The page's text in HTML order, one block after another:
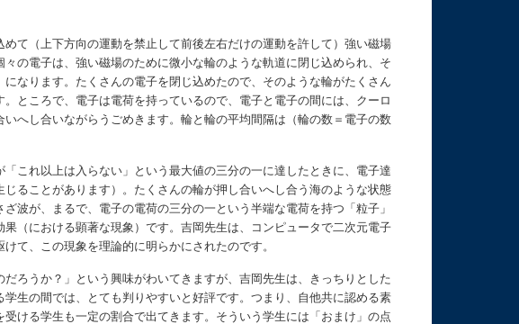
て（上下方向の運動を禁止して前後左右だけの運動を許して）強い磁場
の電子は、強い磁場のために微小な輪のような軌道に閉じ込められ、そ
なります。たくさんの電子を閉じ込めたので、そのような輪がたくさん
ところで、電子は電荷を持っているので、電子と電子の間には、クーロ
へし合いながらうごめきます。輪と輪の平均間隔は（輪の数＝電子の数
これ以上は入らない」という最大値の三分の一に達したときに、電子達
ることがあります）。たくさんの輪が押し合いへし合う海のような状態
波が、まるで、電子の電荷の三分の一という半端な電荷を持つ「粒子」
（における顕著な現象）です。吉岡先生は、コンピュータで二次元電子
て、この現象を理論的に明らかにされたのです。
ろうか？」という興味がわいてきますが、吉岡先生は、きっちりとした
生の間では、とても判りやすいと好評です。つまり、自他共に認める素
ける学生も一定の割合で出てきます。そういう学生には「おまけ」の点